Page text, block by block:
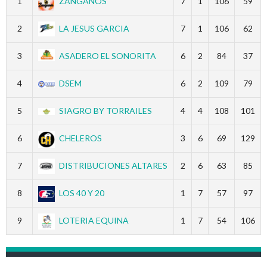
2 LA JESUS GARCIA 7 1 106 62
3 ASADERO EL SONORITA 6 2 84 37
4 DSEM 6 2 109 79
5 SIAGRO BY TORRAILES 4 4 108 101
6 CHELEROS 3 6 69 129
7 DISTRIBUCIONES ALTARES 2 6 63 85
8 LOS 40 Y 20 1 7 57 97
9 LOTERIA EQUINA 1 7 54 106